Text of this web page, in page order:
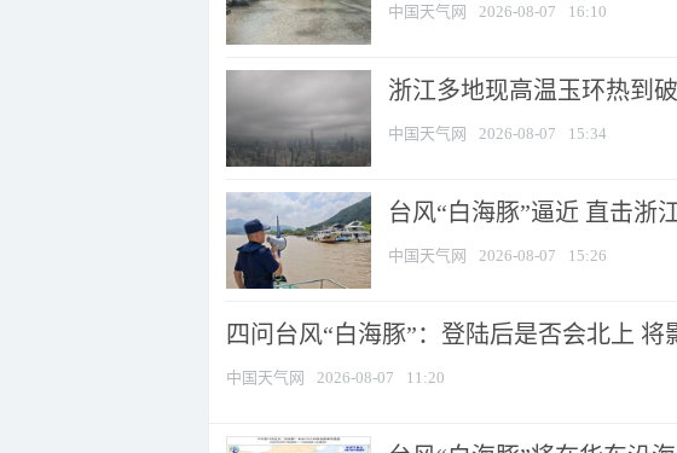
中国天气网 2026-08-07 16:10
浙江多地现高温玉环热到
中国天气网 2026-08-07 15:34
台风“白海豚”逼近 直击浙
中国天气网 2026-08-07 15:26
四问台风“白海豚”：登陆后是否会北上 将
中国天气网 2026-08-07 11:20